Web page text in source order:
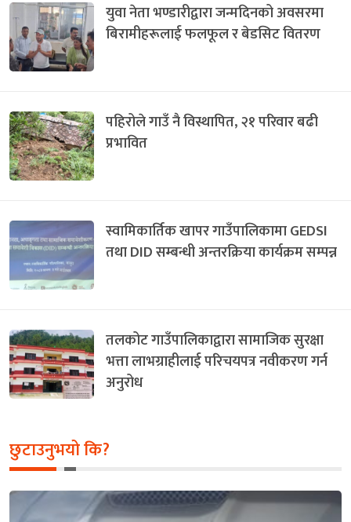
युवा नेता भण्डारीद्वारा जन्मदिनको अवसरमा
बिरामीहरूलाई फलफूल र बेडसिट वितरण
पहिरोले गाउँ नै विस्थापित, २१ परिवार बढी
प्रभावित
स्वामिकार्तिक खापर गाउँपालिकामा GEDSI
तथा DID सम्बन्धी अन्तरक्रिया कार्यक्रम सम्पन्न
तलकोट गाउँपालिकाद्वारा सामाजिक सुरक्षा
भत्ता लाभग्राहीलाई परिचयपत्र नवीकरण गर्न
अनुरोध
छुटाउनुभयो कि?